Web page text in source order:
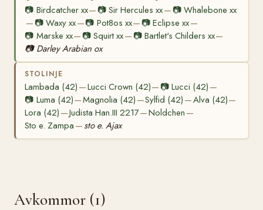
📷 Birdcatcher xx— 📷Sir Hercules xx— 📷 Whalebone xx
— 📷Waxy xx—📷 Pot8os xx— 📷Eclipse xx—
📷 Marske xx— 📷Squirt xx— 📷 Bartlet's Childers xx—
📷 Darley Arabian ox
STOLINJE
Lambada (42) —Lucci Crown (42)— 📷Lucci (42) —
📷 Luma (42)—Magnolia (42) —Sylfid (42) —Alva (42)—
Lora (42) —Judista Han.III 2217—Noldchen —
Sto e. Zampa — sto e. Ajax
Avkommor (1)